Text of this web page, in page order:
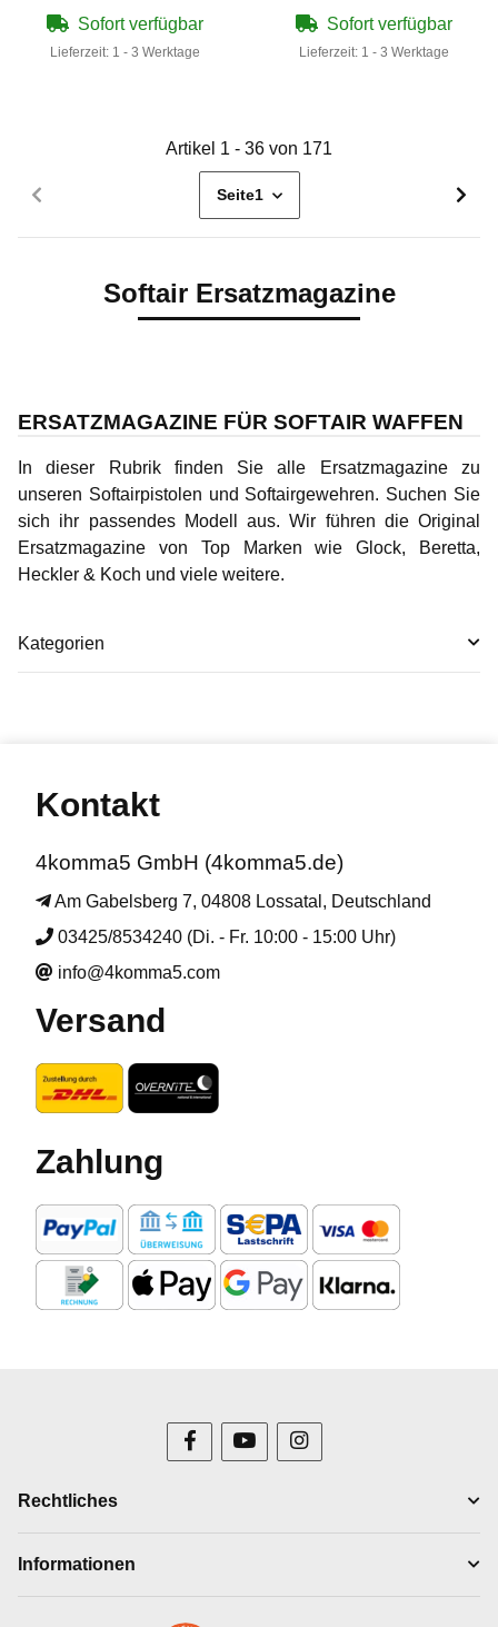
Sofort verfügbar
Lieferzeit: 1 - 3 Werktage
Sofort verfügbar
Lieferzeit: 1 - 3 Werktage
Artikel 1 - 36 von 171
Seite1
Softair Ersatzmagazine
ERSATZMAGAZINE FÜR SOFTAIR WAFFEN
In dieser Rubrik finden Sie alle Ersatzmagazine zu
unseren Softairpistolen und Softairgewehren. Suchen Sie
sich ihr passendes Modell aus. Wir führen die Original
Ersatzmagazine von Top Marken wie Glock, Beretta,
Heckler & Koch und viele weitere.
Kategorien
Kontakt
4komma5 GmbH (4komma5.de)
Am Gabelsberg 7, 04808 Lossatal, Deutschland
03425/8534240 (Di. - Fr. 10:00 - 15:00 Uhr)
info@4komma5.com
Versand
Zahlung
Rechtliches
Informationen